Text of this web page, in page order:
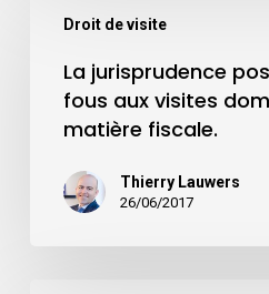
Droit de visite
La jurisprudence
fous aux visites
matière fiscale.
Thierry Lauwers
26/06/2017